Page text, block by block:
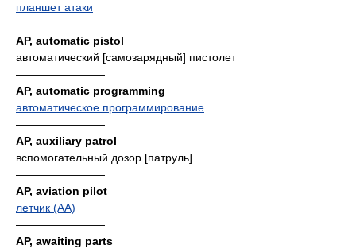
планшет атаки
————————
AP, automatic pistol
автоматический [самозарядный] пистолет
————————
AP, automatic programming
автоматическое программирование
————————
AP, auxiliary patrol
вспомогательный дозор [патруль]
————————
AP, aviation pilot
летчик (АА)
————————
AP, awaiting parts